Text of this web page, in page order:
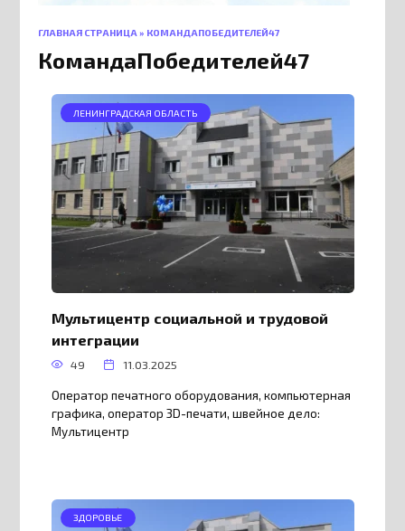
ГЛАВНАЯ СТРАНИЦА » КОМАНДАПОБЕДИТЕЛЕЙ47
КомандаПобедителей47
ЛЕНИНГРАДСКАЯ ОБЛАСТЬ
Мультицентр социальной и трудовой
интеграции
49 11.03.2025
Оператор печатного оборудования, компьютерная
графика, оператор 3D-печати, швейное дело:
Мультицентр
ЗДОРОВЬЕ